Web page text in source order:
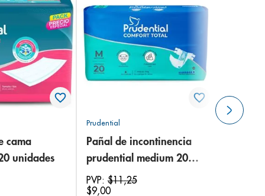
cama
unidades
Prudential
Pañal de incontinencia
prudential medium 20
unidades
PVP:$11,25
$9,00